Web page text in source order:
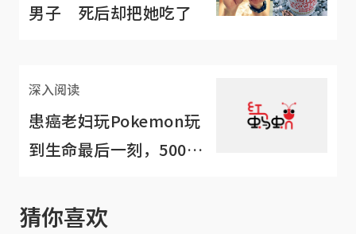
男子 死后却把她吃了
深入阅读
患癌老妇玩Pokemon玩
到生命最后一刻，500名
终
猜你喜欢